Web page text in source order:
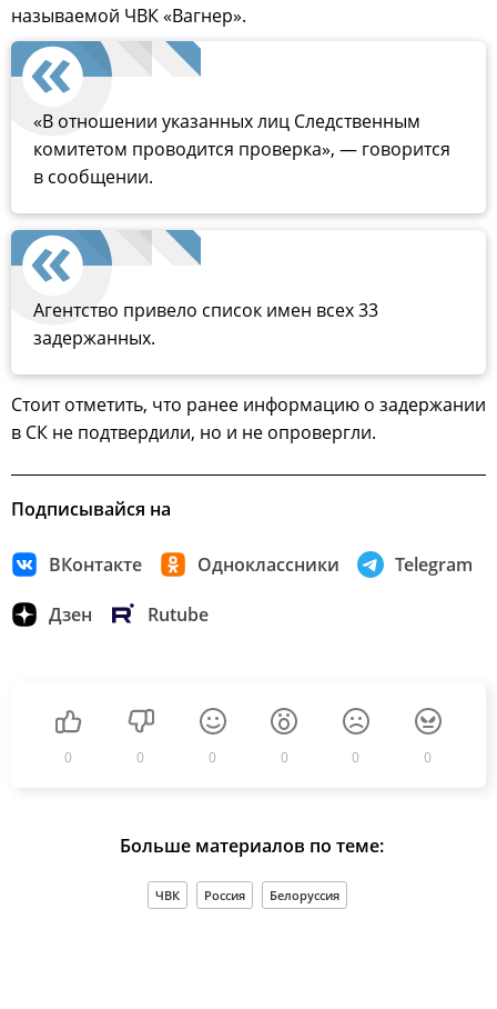
называемой ЧВК «Вагнер».
«В отношении указанных лиц Следственным
комитетом проводится проверка», — говорится
в сообщении.
Агентство привело список имен всех 33
задержанных.
Стоит отметить, что ранее информацию о задержании
в СК не подтвердили, но и не опровергли.
Подписывайся на
ВКонтакте Одноклассники Telegram
Дзен Rutube
0 0 0 0 0 0
Больше материалов по теме:
ЧВК Россия Белоруссия